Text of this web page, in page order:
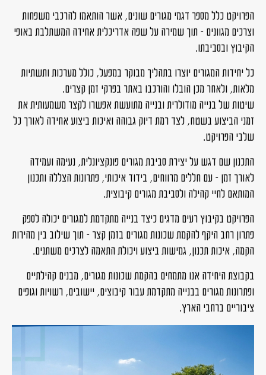
הפרויקט כלל מספר דגמי מגורים שונים, אשר הותאמו להרכבי משפחות
וצרכים מגוונים – תוך שמירה על שפה אדריכלית אחידה המשתלבת באופי
הקיבוץ ובסביבתו.
כל יחידות המגורים יוצרו בתהליך מבוקר במפעל, כולל מערכות ותשתיות
מלאות, ולאחר מכן הובלו והורכבו באתר בפרקי זמן קצרים.
שיטות של בנייה מודולרית ובנייה מתועשת אפשרו לקצר משמעותית את
זמני הביצוע בשטח, לצד רמת דיוק גבוהה ואיכות ביצוע אחידה לאורך כל
שלבי הפרויקט.
התכנון שם דגש על יצירת סביבת מגורים פונקציונלית, נעימה ועמידה
לאורך זמן – עם חללים מרווחים, בידוד איכותי, פתרונות הצללה ותכנון
המותאם לחיי קהילה ולסביבת מגורים קיבוצית.
הפרויקט בקיבוץ רעים מדגים כיצד בנייה מתקדמת למגורים יכולה לספק
פתרון רחב היקף להקמת שכונות מגורים בזמן קצר – תוך שילוב בין מהירות
הקמה, איכות תכנון, גמישות ביצוע ויכולת התאמה לצרכים משתנים.
בקבוצת היחידה אנו מתמחים בהקמת שכונות מגורים, מבנים קהילתיים
ופתרונות מגורים בבנייה מתקדמת עבור קיבוצים, יישובים, רשויות וגופים
ציבוריים ברחבי הארץ.